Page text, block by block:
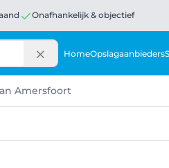
Onafhankelijk & objectief
HomeOpslagaanbieders
Amersfoort